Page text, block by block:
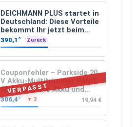
DEICHMANN PLUS startet in
Deutschland: Diese Vorteile
bekommt Ihr jetzt beim
Schuhkauf
390,1° Zurück
VERPASST
Couponfehler – Parkside 20
V Akku-Multitrimmer PAMT
20-Li A1 (ohne Akku und
Ladegerät)
306,4° ▼ 3 19,94 €